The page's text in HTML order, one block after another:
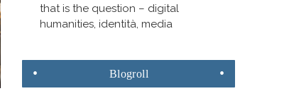
that is the question – digital
humanities, identità, media
Blogroll